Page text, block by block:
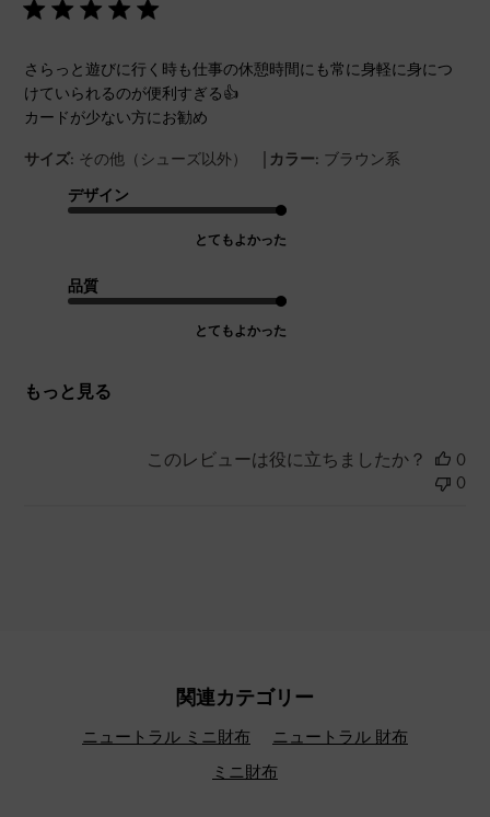
さらっと遊びに行く時も仕事の休憩時間にも常に身軽に身につ
けていられるのが便利すぎる👍
カードが少ない方にお勧め
サイズ: その他（シューズ以外） | カラー: ブラウン系
デザイン
とてもよかった
品質
とてもよかった
もっと見る
このレビューは役に立ちましたか？
0
0
関連カテゴリー
ニュートラル ミニ財布
ニュートラル 財布
ミニ財布